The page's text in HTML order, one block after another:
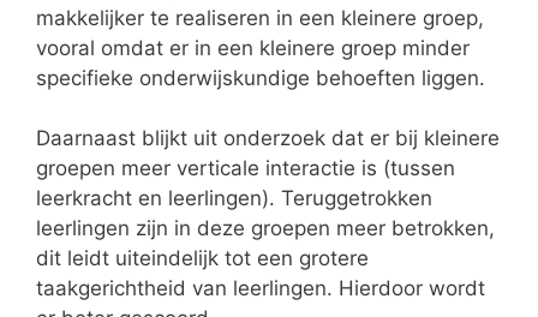
makkelijker te realiseren in een kleinere groep,
vooral omdat er in een kleinere groep minder
specifieke onderwijskundige behoeften liggen.
Daarnaast blijkt uit onderzoek dat er bij kleinere
groepen meer verticale interactie is (tussen
leerkracht en leerlingen). Teruggetrokken
leerlingen zijn in deze groepen meer betrokken,
dit leidt uiteindelijk tot een grotere
taakgerichtheid van leerlingen. Hierdoor wordt